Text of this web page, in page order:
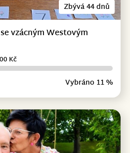
Zbývá 44 dnů
vzácným Westovým
Vybráno 11 %
Kč